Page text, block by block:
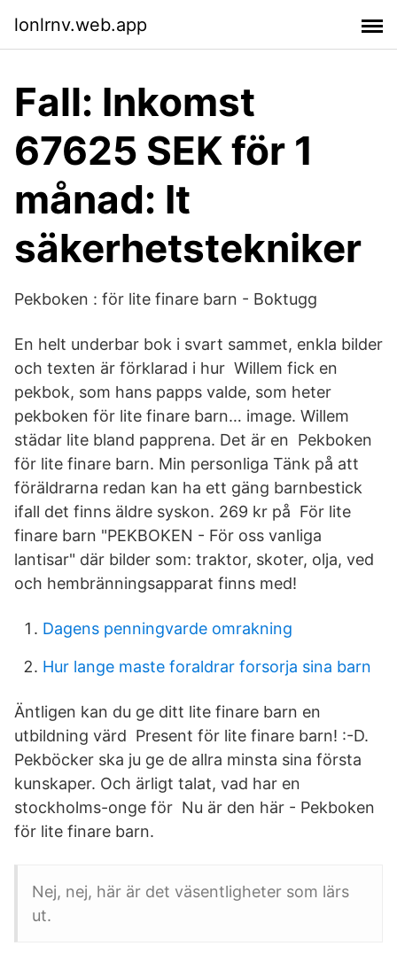
lonlrnv.web.app
Fall: Inkomst
67625 SEK för 1
månad: It
säkerhetstekniker
Pekboken : för lite finare barn - Boktugg
En helt underbar bok i svart sammet, enkla bilder
och texten är förklarad i hur Willem fick en
pekbok, som hans papps valde, som heter
pekboken för lite finare barn… image. Willem
städar lite bland papprena. Det är en Pekboken
för lite finare barn. Min personliga Tänk på att
föräldrarna redan kan ha ett gäng barnbestick
ifall det finns äldre syskon. 269 kr på För lite
finare barn "PEKBOKEN - För oss vanliga
lantisar" där bilder som: traktor, skoter, olja, ved
och hembränningsapparat finns med!
Dagens penningvarde omrakning
Hur lange maste foraldrar forsorja sina barn
Äntligen kan du ge ditt lite finare barn en
utbildning värd Present för lite finare barn! :-D.
Pekböcker ska ju ge de allra minsta sina första
kunskaper. Och ärligt talat, vad har en
stockholms-onge för Nu är den här - Pekboken
för lite finare barn.
Nej, nej, här är det väsentligheter som lärs
ut.